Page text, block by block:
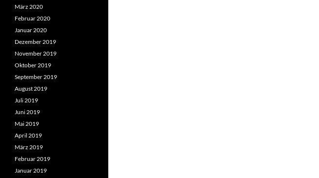
März 2020
Februar 2020
Januar 2020
Dezember 2019
November 2019
Oktober 2019
September 2019
August 2019
Juli 2019
Juni 2019
Mai 2019
April 2019
März 2019
Februar 2019
Januar 2019